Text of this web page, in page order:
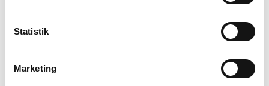
Statistik
Marketing
hourglass_full 17. maj, 2024
virksomheden.